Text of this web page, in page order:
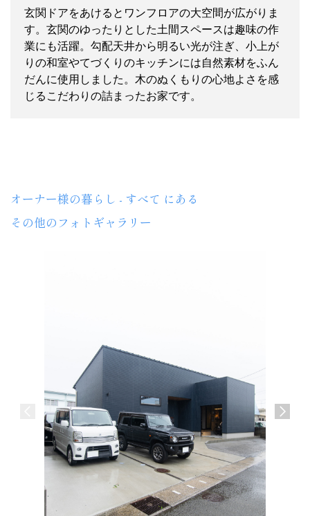
玄関ドアをあけるとワンフロアの大空間が広がりま
す。玄関のゆったりとした土間スペースは趣味の作
業にも活躍。勾配天井から明るい光が注ぎ、小上が
りの和室やてづくりのキッチンには自然素材をふん
だんに使用しました。木のぬくもりの心地よさを感
じるこだわりの詰まったお家です。
オーナー様の暮らし - すべて にある
その他のフォトギャラリー